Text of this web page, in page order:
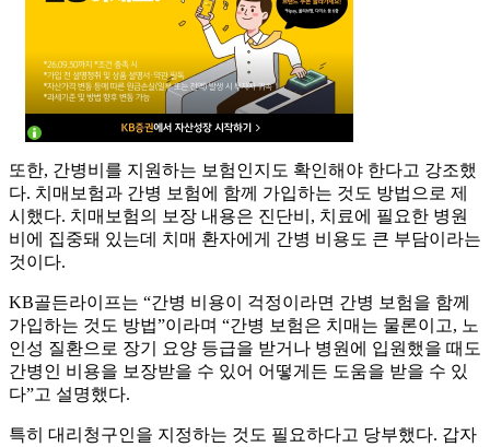
또한, 간병비를 지원하는 보험인지도 확인해야 한다고 강조했
다. 치매보험과 간병 보험에 함께 가입하는 것도 방법으로 제
시했다. 치매보험의 보장 내용은 진단비, 치료에 필요한 병원
비에 집중돼 있는데 치매 환자에게 간병 비용도 큰 부담이라는
것이다.
KB골든라이프는 “간병 비용이 걱정이라면 간병 보험을 함께
가입하는 것도 방법”이라며 “간병 보험은 치매는 물론이고, 노
인성 질환으로 장기 요양 등급을 받거나 병원에 입원했을 때도
간병인 비용을 보장받을 수 있어 어떻게든 도움을 받을 수 있
다”고 설명했다.
특히 대리청구인을 지정하는 것도 필요하다고 당부했다. 갑자